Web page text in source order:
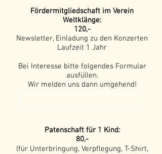
Fördermitgliedschaft im Verein
Weltklänge:
120,-
Newsletter, Einladung zu den Konzerten
Laufzeit 1 Jahr
Bei Interesse bitte folgendes Formular
ausfüllen.
Wir melden uns dann umgehend!
Patenschaft für 1 Kind:
80,-
(für Unterbringung, Verpflegung, T-Shirt,